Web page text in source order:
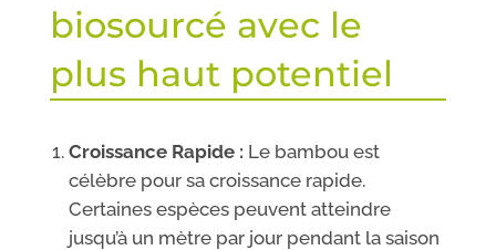
biosourcé avec le
plus haut potentiel
Croissance Rapide : Le bambou est
célèbre pour sa croissance rapide.
Certaines espèces peuvent atteindre
jusqu’à un mètre par jour pendant la saison